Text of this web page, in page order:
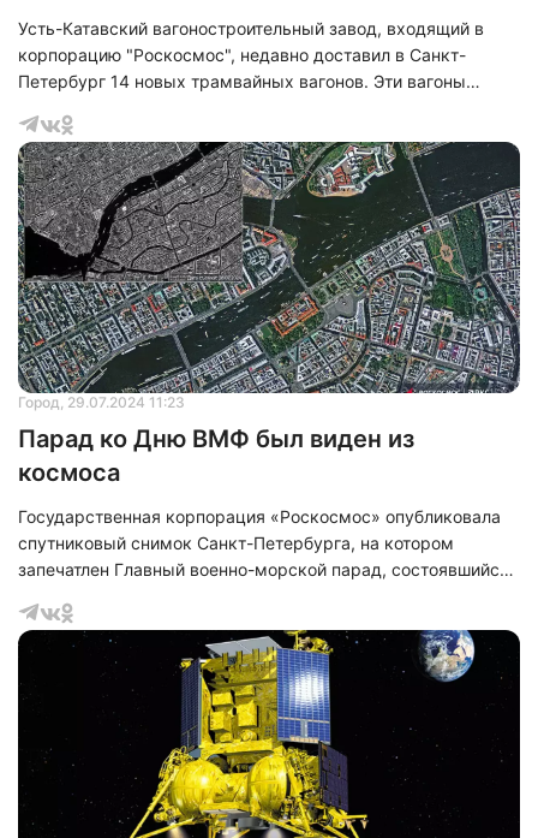
Усть-Катавский вагоностроительный завод, входящий в
корпорацию "Роскосмос", недавно доставил в Санкт-
Петербург 14 новых трамвайных вагонов. Эти вагоны
которые значительно повышают качество и безопасность
перевозок пассажиров. Пресс-служба завода сообщила,
что эти новые модели трамваев, известные как 71-628-02,
обладают передовым бортовым навигационно-связным
оборудованием.
Город, 29.07.2024 11:23
Парад ко Дню ВМФ был виден из
космоса
Государственная корпорация «Роскосмос» опубликовала
спутниковый снимок Санкт-Петербурга, на котором
запечатлен Главный военно-морской парад, состоявшийся
Флота. В пресс-службе «Роскосмоса» пояснили, что на
изображении, полученном с помощью спутника «Ресурс-
П», можно увидеть именно этот город, где на центральных
набережных проходил торжественный парад.